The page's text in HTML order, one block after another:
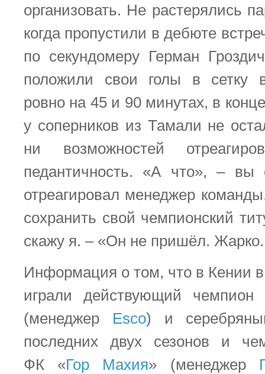
организовать. Не растерялись
когда пропустили в дебюте
по секундомеру Герман
положили свои голы в сетку
ровно на 45 и 90 минутах, в
у соперников из Тамали не
ни возможностей
педантичность. «А что», – вы
отреагировал менеджер
сохранить свой чемпионский
скажу я. – «Он не пришёл.
Информация о том, что в Кении
играли действующий
(менеджер Esco) и
последних двух сезонов и
ФК «Гор Махия» (менеджер